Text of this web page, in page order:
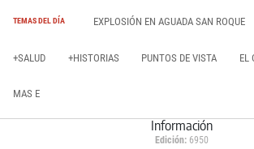
TEMAS DEL DÍA EXPLOSIÓN EN AGUADA SAN ROQUE
+SALUD +HISTORIAS PUNTOS DE VISTA EL
MAS E
Información
Edición: 6950